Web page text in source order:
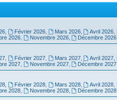
, Février 2026, Mars 2026, Avril 2026
2026, Novembre 2026, Décembre 2026
, Février 2027, Mars 2027, Avril 2027
2027, Novembre 2027, Décembre 2027
, Février 2028, Mars 2028, Avril 2028
2028, Novembre 2028, Décembre 2028